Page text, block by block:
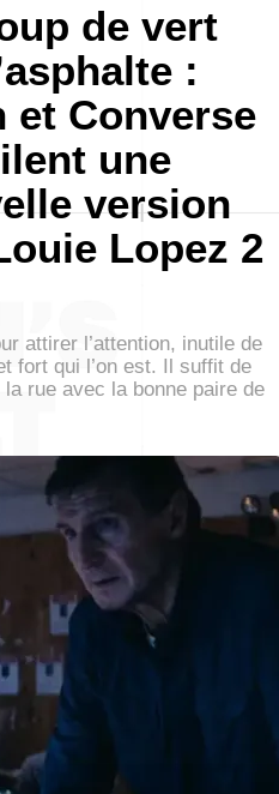
de vert
:
et Converse
une
version
Lopez 2
attirer l’attention, inutile de
fort qui l’on est. Il suffit de
rue avec la bonne paire de